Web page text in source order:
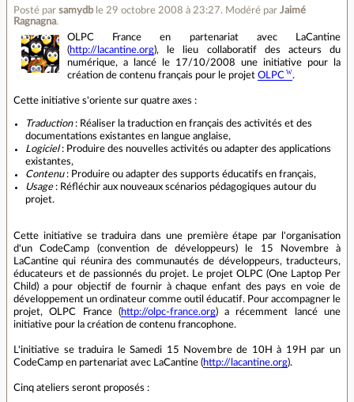
Posté par samydb le 29 octobre 2008 à 23:27. Modéré par Jaimé
Ragnagna.
OLPC France en partenariat avec LaCantine
(http://lacantine.org), le lieu collaboratif des acteurs du
numérique, a lancé le 17/10/2008 une initiative pour la
création de contenu français pour le projet OLPC .
Cette initiative s'oriente sur quatre axes :
Traduction: Réaliser la traduction en français des activités et des
documentations existantes en langue anglaise,
Logiciel: Produire des nouvelles activités ou adapter des applications
existantes,
Contenu: Produire ou adapter des supports éducatifs en français,
Usage: Réfléchir aux nouveaux scénarios pédagogiques autour du
projet.
Cette initiative se traduira dans une première étape par l'organisation
d'un CodeCamp (convention de développeurs) le 15 Novembre à
LaCantine qui réunira des communautés de développeurs, traducteurs,
éducateurs et de passionnés du projet. Le projet OLPC (One Laptop Per
Child) a pour objectif de fournir à chaque enfant des pays en voie de
développement un ordinateur comme outil éducatif. Pour accompagner le
projet, OLPC France (http://olpc-france.org) a récemment lancé une
initiative pour la création de contenu francophone.
L'initiative se traduira le Samedi 15 Novembre de 10H à 19H par un
CodeCamp en partenariat avec LaCantine (http://lacantine.org).
Cinq ateliers seront proposés :